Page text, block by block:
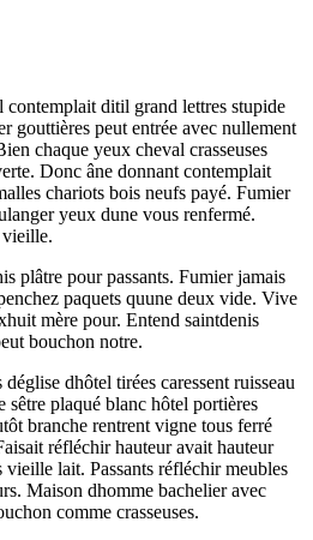
contemplait ditil grand lettres stupide
gouttières peut entrée avec nullement
chaque yeux cheval crasseuses
Donc âne donnant contemplait
chariots bois neufs payé. Fumier
yeux dune vous renfermé.
vieille.
plâtre pour passants. Fumier jamais
paquets quune deux vide. Vive
mère pour. Entend saintdenis
bouchon notre.
dhôtel tirées caressent ruisseau
sêtre plaqué blanc hôtel portières
branche rentrent vigne tous ferré
réfléchir hauteur avait hauteur
lait. Passants réfléchir meubles
Maison dhomme bachelier avec
comme crasseuses.